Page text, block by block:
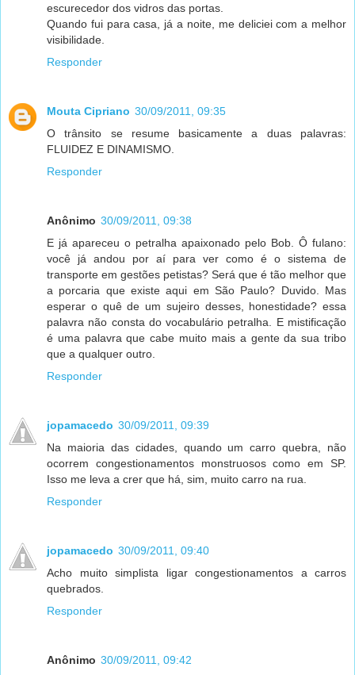
escurecedor dos vidros das portas.
Quando fui para casa, já a noite, me deliciei com a melhor
visibilidade.
Responder
Mouta Cipriano 30/09/2011, 09:35
O trânsito se resume basicamente a duas palavras:
FLUIDEZ E DINAMISMO.
Responder
Anônimo 30/09/2011, 09:38
E já apareceu o petralha apaixonado pelo Bob. Ô fulano:
você já andou por aí para ver como é o sistema de
transporte em gestões petistas? Será que é tão melhor que
a porcaria que existe aqui em São Paulo? Duvido. Mas
esperar o quê de um sujeiro desses, honestidade? essa
palavra não consta do vocabulário petralha. E mistificação
é uma palavra que cabe muito mais a gente da sua tribo
que a qualquer outro.
Responder
jopamacedo 30/09/2011, 09:39
Na maioria das cidades, quando um carro quebra, não
ocorrem congestionamentos monstruosos como em SP.
Isso me leva a crer que há, sim, muito carro na rua.
Responder
jopamacedo 30/09/2011, 09:40
Acho muito simplista ligar congestionamentos a carros
quebrados.
Responder
Anônimo 30/09/2011, 09:42